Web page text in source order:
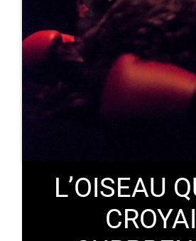
L’OISEAU